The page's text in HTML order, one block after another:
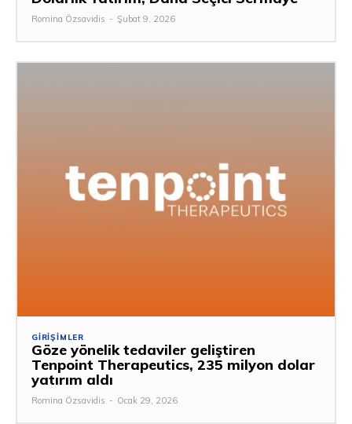
Romina Özsavidis - Şubat 9, 2026
GIRIŞIMLER
Göze yönelik tedaviler geliştiren
Tenpoint Therapeutics, 235 milyon dolar
yatırım aldı
Romina Özsavidis - Ocak 29, 2026